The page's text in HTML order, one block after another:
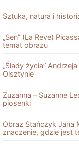
Sztuka, natura i
„Sen” (La Reve)
temat obrazu
„Ślady życia”
Olsztynie
Zuzanna – Suzanne
piosenki
Obraz Stańczyk Jana
znaczenie, gdzie jest